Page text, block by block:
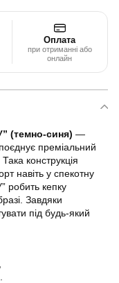
Оплата
при отриманні або
онлайн
(темно-синя) —
преміальний
конструкція
навіть у спекотну
робить кепку
Завдяки
під будь-який